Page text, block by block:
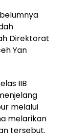
Direktorat
Yan
IIB
melalui
melarikan
tersebut.